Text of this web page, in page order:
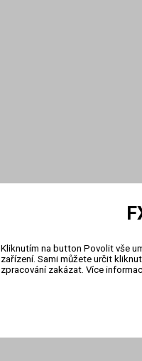
Kliknutím na button Povolit vše
zařízení. Sami můžete určit
zpracování zakázat. Více